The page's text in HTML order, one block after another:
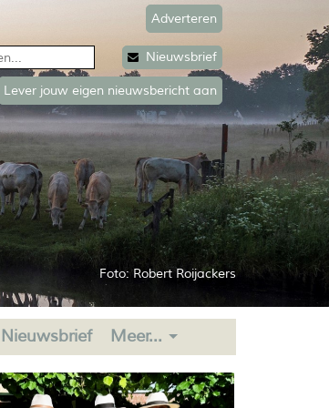
Nieuwsbrief
Nieuwsbrief Meer...
Adverteren
Lever jouw eigen nieuwsbericht aan
Foto: Robert Roijackers